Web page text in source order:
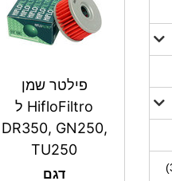
פילטר שמן
HifloFiltro ל
DR350, GN250,
TU250
דגם